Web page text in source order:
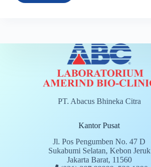
PT. Abacus Bhineka Citra
Kantor Pusat
Jl. Pos Pengumben No. 47 D
Sukabumi Selatan, Kebon Jeruk
Jakarta Barat, 11560